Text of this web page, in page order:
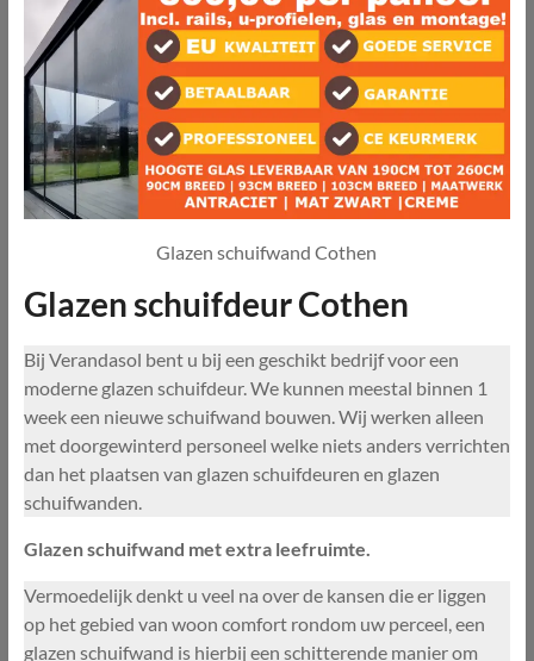
Glazen schuifwand Cothen
Glazen schuifdeur Cothen
Bij Verandasol bent u bij een geschikt bedrijf voor een
moderne glazen schuifdeur. We kunnen meestal binnen 1
week een nieuwe schuifwand bouwen. Wij werken alleen
met doorgewinterd personeel welke niets anders verrichten
dan het plaatsen van glazen schuifdeuren en glazen
schuifwanden.
Glazen schuifwand met extra leefruimte.
Vermoedelijk denkt u veel na over de kansen die er liggen
op het gebied van woon comfort rondom uw perceel, een
glazen schuifwand is hierbij een schitterende manier om